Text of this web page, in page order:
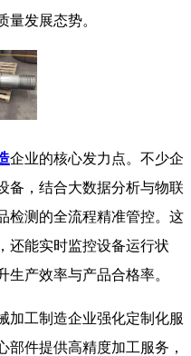
量发展态势。
企业的核心发力点。不少企
备，结合大数据分析与物联
检测的全流程精准管控。这
还能实时监控设备运行状
产效率与产品合格率。
加工制造企业强化定制化服
件提供高精度加工服务，